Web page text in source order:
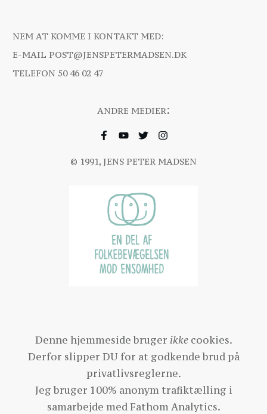
NEM AT KOMME I KONTAKT MED:
E-MAIL POST@JENSPETERMADSEN.DK
TELEFON 50 46 02 47
ANDRE MEDIER:
© 1991, JENS PETER MADSEN
Denne hjemmeside bruger ikkecookies.
Derfor slipper DU for at godkende brud på
privatlivsreglerne.
Jeg bruger 100% anonym trafiktælling i
samarbejde medFathom Analytics.